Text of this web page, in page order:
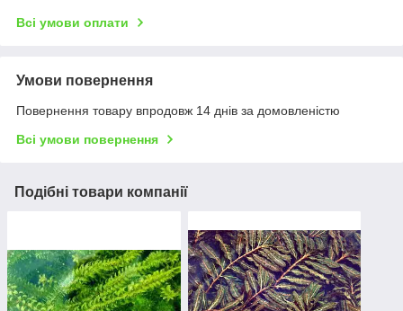
Всі умови оплати
Умови повернення
Повернення товару впродовж 14 днів за домовленістю
Всі умови повернення
Подібні товари компанії